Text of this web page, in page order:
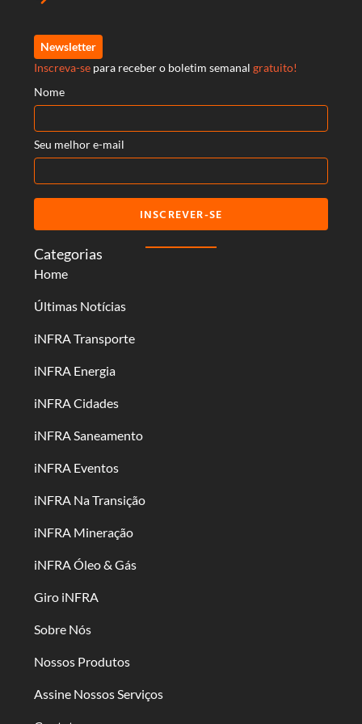
Categorias
Home
Últimas Notícias
iNFRA Transporte
iNFRA Energia
iNFRA Cidades
iNFRA Saneamento
iNFRA Eventos
iNFRA Na Transição
iNFRA Mineração
iNFRA Óleo & Gás
Giro iNFRA
Sobre Nós
Nossos Produtos
Assine Nossos Serviços
Newsletter
Inscreva-se para receber o boletim semanal gratuito!
Nome
Seu melhor e-mail
INSCREVER-SE